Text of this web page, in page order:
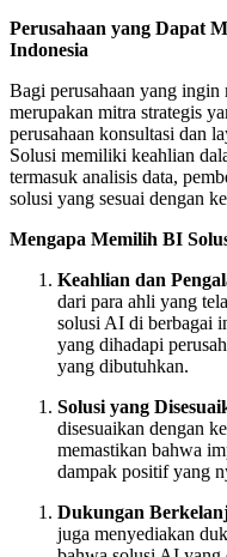
Perusahaan yang Dapat
Indonesia
Bagi perusahaan yang
merupakan mitra strategis
perusahaan konsultasi dan
Solusi memiliki keahlian
termasuk analisis data,
solusi yang sesuai dengan
Mengapa Memilih BI
Keahlian dan
dari para ahli yang
solusi AI di berbagai
yang dihadapi
yang dibutuhkan.
Solusi yang
disesuaikan dengan
memastikan bahwa
dampak positif yang
Dukungan
juga menyediakan